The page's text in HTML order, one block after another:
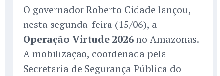
O governador Roberto Cidade lançou,
nesta segunda-feira (15/06), a
Operação Virtude 2026no Amazonas.
A mobilização, coordenada pela
Secretaria de Segurança Pública do